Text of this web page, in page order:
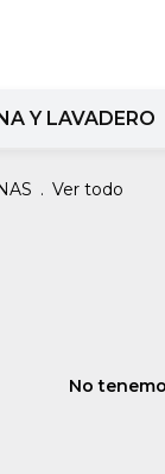
Y LAVADERO
. Ver todo
No